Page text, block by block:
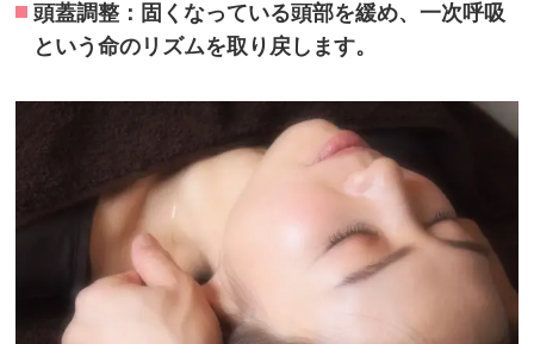
頭蓋調整：固くなっている頭部を緩め、一次呼吸
という命のリズムを取り戻します。